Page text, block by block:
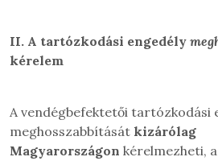
II. A tartózkodási engedély
kérelem
A vendégbefektetői tartózkodási
meghosszabbítását kizárólag
Magyarországon kérelmezheti,